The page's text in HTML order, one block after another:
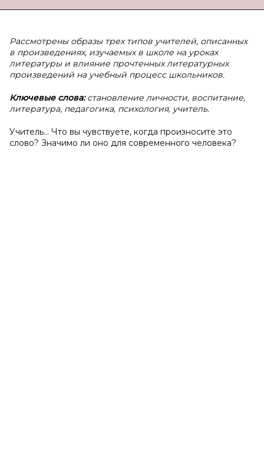
Рассмотрены образы трех типов учителей, описанных
в произведениях, изучаемых в школе на уроках
литературы и влияние прочтенных литературных
произведений на учебный процесс школьников.
Ключевые слова:становление личности, воспитание,
литература, педагогика, психология, учитель.
Учитель… Что вы чувствуете, когда произносите это
слово? Значимо ли оно для современного человека?